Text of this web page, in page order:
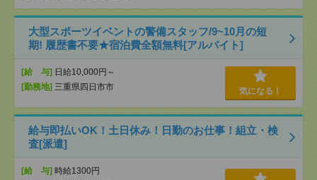
大型スポーツイベントの警備スタッフ/9~10月の短
期! 履歴書不要★宿泊費全額無料[アルバイト]
[給 与] 日給10,000円～
[勤務地] 三重県四日市市 気になる！
給与即払いOK！土日休み！日勤のお仕事！組立・検
査[派遣]
[給 与] 時給1300円